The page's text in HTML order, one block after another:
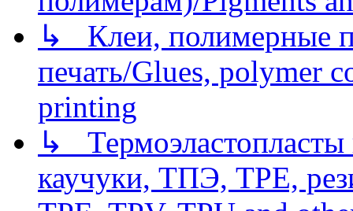
↳ Клеи, полимерные
печать/Glues, polymer
printing
↳
каучуки, ТПЭ, TPE,